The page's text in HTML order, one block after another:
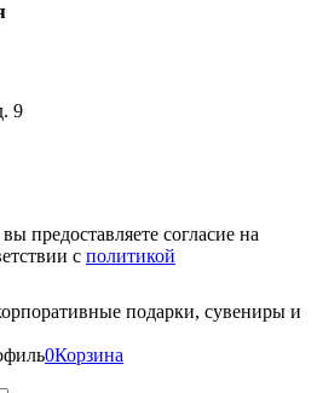
9
предоставляете согласие на
с политикой
подарки, сувениры и
0Корзина